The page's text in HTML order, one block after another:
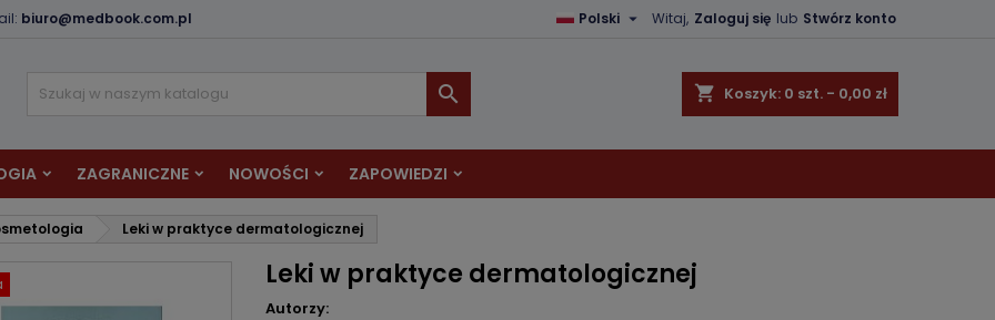
biuro@medbook.com.pl Witaj, Zaloguj się lub Stwórz konto
Polski 
shopping_cart Koszyk: 0 szt. - 0,00 zł

ZAGRANICZNE NOWOŚCI ZAPOWIEDZI
Leki w praktyce dermatologicznej
Leki w praktyce dermatologicznej
Autorzy:
być zalogowany by zapisać produkty na swojej liście życzeń.